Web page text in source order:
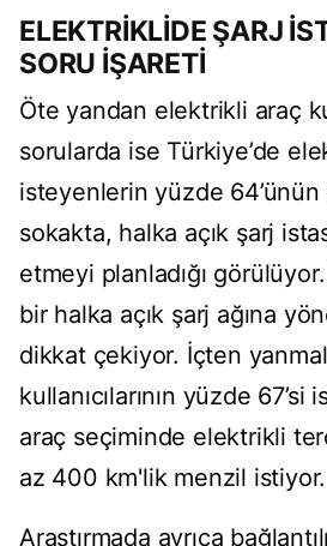
ELEKTRİKLİDE ŞARJ
SORU İŞARETİ
Öte yandan elektrikli araç
sorularda ise Türkiye’de
isteyenlerin yüzde 64’ünün
sokakta, halka açık şarj
etmeyi planladığı
bir halka açık şarj ağına
dikkat çekiyor. İçten
kullanıcılarının yüzde 67’si
araç seçiminde elektrikli
az 400 km'lik menzil istiyor.
Araştırmada ayrıca